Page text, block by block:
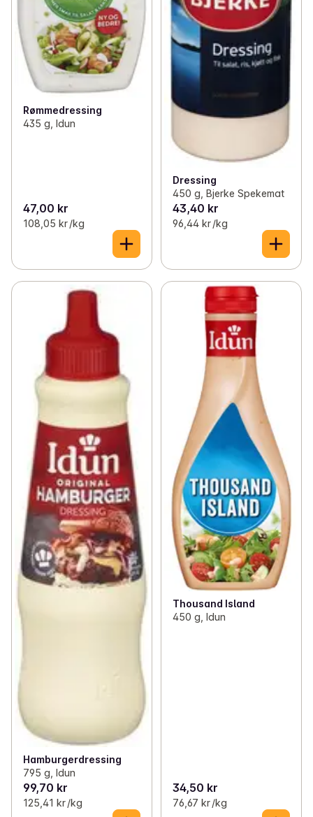
Rømmedressing
435 g, Idun
47,00 kr
108,05 kr /kg
Dressing
450 g, Bjerke Spekemat
43,40 kr
96,44 kr /kg
Hamburgerdressing
795 g, Idun
99,70 kr
125,41 kr /kg
Thousand Island
450 g, Idun
34,50 kr
76,67 kr /kg